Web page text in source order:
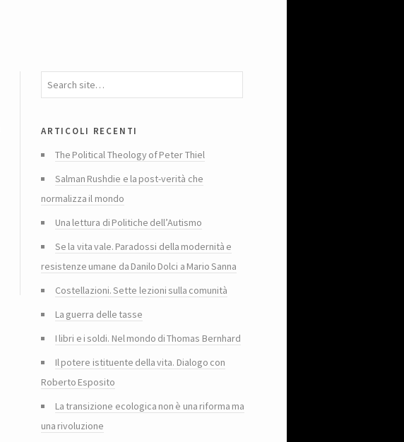
articoli recenti
The Political Theology of Peter Thiel
Salman Rushdie e la post-verità che
normalizza il mondo
Una lettura di Politiche dell’Autismo
Se la vita vale. Paradossi della modernità e
resistenze umane da Danilo Dolci a Mario Sanna
Costellazioni. Sette lezioni sulla comunità
La guerra delle tasse
I libri e i soldi. Nel mondo di Thomas Bernhard
Il potere istituente della vita. Dialogo con
Roberto Esposito
La transizione ecologica non è una riforma ma
una rivoluzione